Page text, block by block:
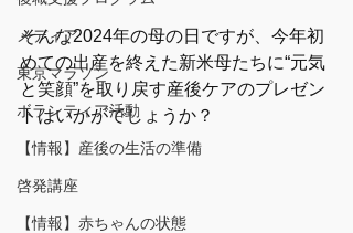
メディア
東京マラソン
ボランティア活動
【情報】産後の生活の準備
啓発講座
【情報】赤ちゃんの状態
そんな2024年の母の日ですが、今年初
めての出産を終えた新米母たちに“元気
と笑顔”を取り戻す産後ケアのプレゼン
トはいかがでしょうか？